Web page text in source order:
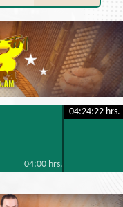
04:00 hrs.
04:24:23 hrs.